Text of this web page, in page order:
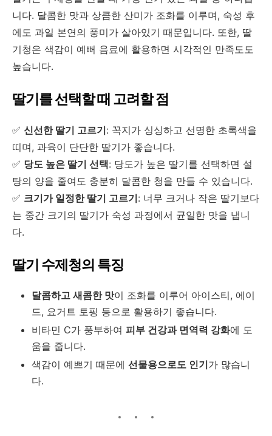
니다. 달콤한 맛과 상큼한 산미가 조화를 이루며, 숙성 후
에도 과일 본연의 풍미가 살아있기 때문입니다. 또한, 딸
기청은 색감이 예뻐 음료에 활용하면 시각적인 만족도도
높습니다.
딸기를 선택할 때 고려할 점
✅ 신선한 딸기 고르기: 꼭지가 싱싱하고 선명한 초록색을
띠며, 과육이 단단한 딸기가 좋습니다.
✅ 당도 높은 딸기 선택: 당도가 높은 딸기를 선택하면 설
탕의 양을 줄여도 충분히 달콤한 청을 만들 수 있습니다.
✅ 크기가 일정한 딸기 고르기: 너무 크거나 작은 딸기보다
는 중간 크기의 딸기가 숙성 과정에서 균일한 맛을 냅니
다.
딸기 수제청의 특징
달콤하고 새콤한 맛이 조화를 이루어 아이스티, 에이
드, 요거트 토핑 등으로 활용하기 좋습니다.
비타민 C가 풍부하여 피부 건강과 면역력 강화에 도
움을 줍니다.
색감이 예쁘기 때문에 선물용으로도 인기가 많습니
다.